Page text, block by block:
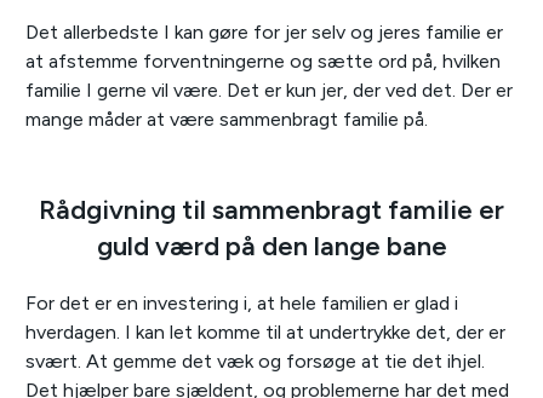
Det allerbedste I kan gøre for jer selv og jeres familie er
at afstemme forventningerne og sætte ord på, hvilken
familie I gerne vil være. Det er kun jer, der ved det. Der er
mange måder at være sammenbragt familie på.
Rådgivning til sammenbragt familie er
guld værd på den lange bane
For det er en investering i, at hele familien er glad i
hverdagen. I kan let komme til at undertrykke det, der er
svært. At gemme det væk og forsøge at tie det ihjel.
Det hjælper bare sjældent, og problemerne har det med